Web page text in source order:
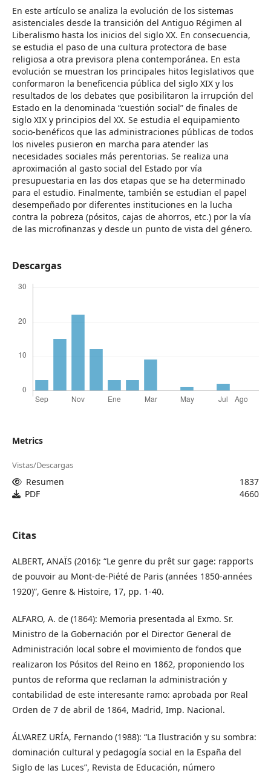
En este artículo se analiza la evolución de los sistemas
asistenciales desde la transición del Antiguo Régimen al
Liberalismo hasta los inicios del siglo XX. En consecuencia,
se estudia el paso de una cultura protectora de base
religiosa a otra previsora plena contemporánea. En esta
evolución se muestran los principales hitos legislativos que
conformaron la beneficencia pública del siglo XIX y los
resultados de los debates que posibilitaron la irrupción del
Estado en la denominada “cuestión social” de finales de
siglo XIX y principios del XX. Se estudia el equipamiento
socio-benéficos que las administraciones públicas de todos
los niveles pusieron en marcha para atender las
necesidades sociales más perentorias. Se realiza una
aproximación al gasto social del Estado por vía
presupuestaria en las dos etapas que se ha determinado
para el estudio. Finalmente, también se estudian el papel
desempeñado por diferentes instituciones en la lucha
contra la pobreza (pósitos, cajas de ahorros, etc.) por la vía
de las microfinanzas y desde un punto de vista del género.
Descargas
Metrics
Vistas/Descargas
Resumen
1837
PDF
4660
Citas
ALBERT, ANAÏS (2016): “Le genre du prêt sur gage: rapports
de pouvoir au Mont-de-Piété de Paris (années 1850-années
1920)”, Genre & Histoire, 17, pp. 1-40.
ALFARO, A. de (1864): Memoria presentada al Exmo. Sr.
Ministro de la Gobernación por el Director General de
Administración local sobre el movimiento de fondos que
realizaron los Pósitos del Reino en 1862, proponiendo los
puntos de reforma que reclaman la administración y
contabilidad de este interesante ramo: aprobada por Real
Orden de 7 de abril de 1864, Madrid, Imp. Nacional.
ÁLVAREZ URÍA, Fernando (1988): “La Ilustración y su sombra:
dominación cultural y pedagogía social en la España del
Siglo de las Luces”, Revista de Educación, número